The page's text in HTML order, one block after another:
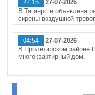
22:15
27-07-2026
В Таганроге объявлена
сирены воздушной
04:54
27-07-2026
В Пролетарском районе
многоквартирный дом.